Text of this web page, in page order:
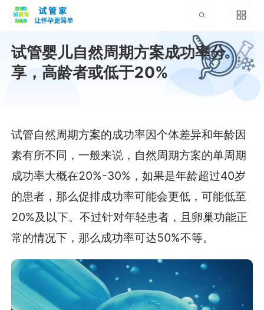
试管婴儿自然周期方案成功率分
享，高龄者或低于20%
试管自然周期方案的成功率因个体差异和年龄因
素有所不同，一般来说，自然周期方案的单周期
成功率大概在20%-30%，如果是年龄超过40岁
的患者，那么促排成功率可能会更低，可能低至
20%及以下。不过针对年轻患者，且卵巢功能正
常的情况下，那么成功率可达50%不等。